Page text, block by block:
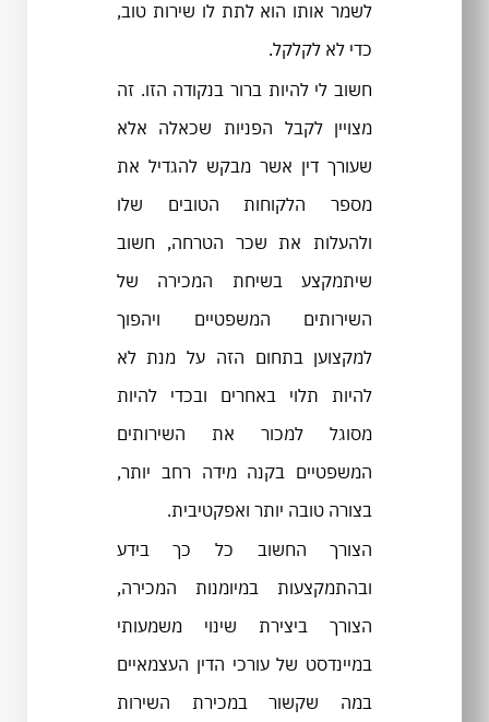
לשמר אותו הוא לתת לו שירות טוב,
כדי לא לקלקל.
חשוב לי להיות ברור בנקודה הזו. זה
מצויין לקבל הפניות שכאלה אלא
שעורך דין אשר מבקש להגדיל את
מספר הלקוחות הטובים שלו
ולהעלות את שכר הטרחה, חשוב
שיתמקצע בשיחת המכירה של
השירותים המשפטיים ויהפוך
למקצוען בתחום הזה על מנת לא
להיות תלוי באחרים ובכדי להיות
מסוגל למכור את השירותים
המשפטיים בקנה מידה רחב יותר,
בצורה טובה יותר ואפקטיבית.
הצורך החשוב כל כך בידע
ובהתמקצעות במיומנות המכירה,
הצורך ביצירת שינוי משמעותי
במיינדסט של עורכי הדין העצמאיים
במה שקשור במכירת השירות